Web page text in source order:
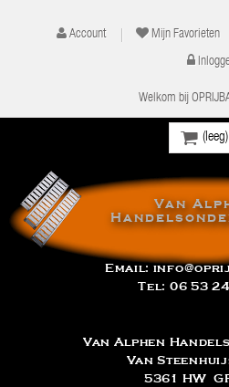
Account Mijn Favorieten
Welkom bij
(leeg)
Van
Email:
Tel: 06 53
Van Alphen
Van
5361 HW